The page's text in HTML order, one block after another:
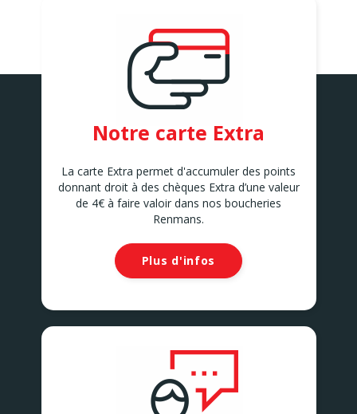
Notre carte Extra
La carte Extra permet d'accumuler des points
donnant droit à des chèques Extra d’une valeur
de 4€ à faire valoir dans nos boucheries
Renmans.
Plus d'infos